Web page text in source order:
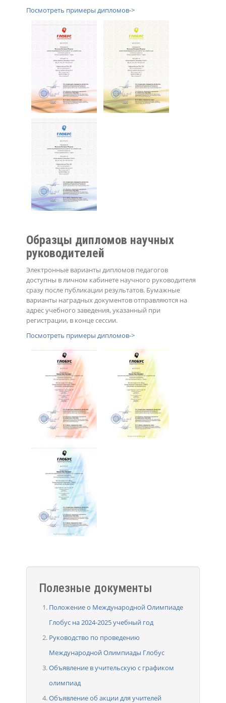
Посмотреть примеры дипломов->
Образцы дипломов научных
руководителей
Электронные варианты дипломов педагогов
доступны в личном кабинете научного руководителя
сразу после публикации результатов. Бумажные
варианты наградных документов отправляются на
адрес учебного заведения, указанный при
регистрации, в конце сессии.
Посмотреть примеры дипломов->
Полезные документы
Положение о Международной Олимпиаде
Глобус на 2024-2025 учебный год
Руководство по проведению
Международной Олимпиады Глобус
Объявление в учительскую с графиком
олимпиад
Объявление об акции для учителей